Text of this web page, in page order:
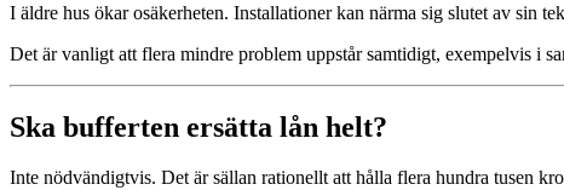
I äldre hus ökar osäkerheten. Installationer kan närma sig slutet av sin
Det är vanligt att flera mindre problem uppstår samtidigt, exempelvis i
Ska bufferten ersätta lån helt?
Inte nödvändigtvis. Det är sällan rationellt att hålla flera hundra tusen